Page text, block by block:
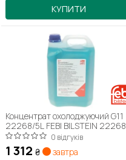
КУПИТИ
Концентрат охолоджуючий G11
22268/5L FEBI BILSTEIN 22268
0 відгуків
1 312 ₴ завтра